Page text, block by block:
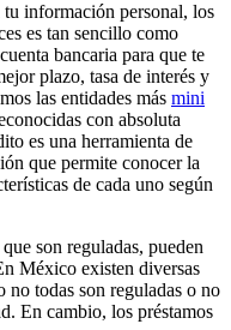
información personal, los
es tan sencillo como
bancaria para que te
plazo, tasa de interés y
las entidades más mini
con absoluta
es una herramienta de
que permite conocer la
de cada uno según
son reguladas, pueden
México existen diversas
no todas son reguladas o no
En cambio, los préstamos